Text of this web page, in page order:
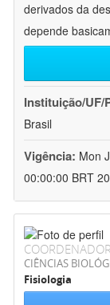
derivados da
depende
Instituição/UF/
Brasil
Vigência: Mon
00:00:00 BRT
CIÊNCIAS
Fisiologia